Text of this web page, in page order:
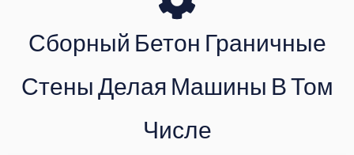
Сборный Бетон Граничные
Стены Делая Машины В Том
Числе